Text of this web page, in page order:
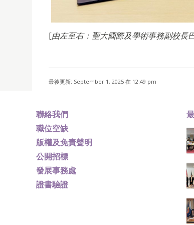
[由左至右：聖大國際及學術事務副校長
最後更新: September 1, 2025 在 12:49 pm
聯絡我們
職位空缺
版權及免責聲明
公開招標
發展事務處
證書驗證